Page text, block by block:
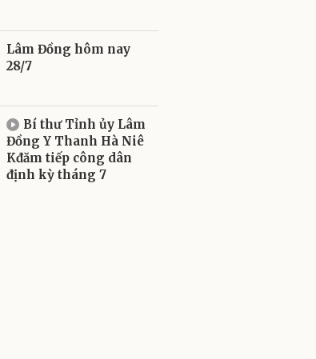
Lâm Đồng hôm nay
28/7
Bí thư Tỉnh ủy Lâm
Đồng Y Thanh Hà Niê
Kđăm tiếp công dân
định kỳ tháng 7